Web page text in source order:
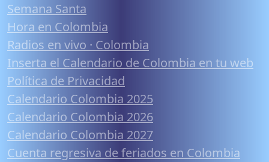
Semana Santa
Hora en Colombia
Radios en vivo · Colombia
Inserta el Calendario de Colombia en tu web
Política de Privacidad
Calendario Colombia 2025
Calendario Colombia 2026
Calendario Colombia 2027
Cuenta regresiva de feriados en Colombia